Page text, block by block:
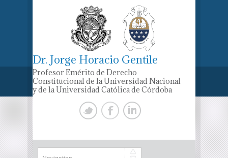
Dr. Jorge Horacio Gentile
Profesor Emérito de Derecho
Constitucional de la Universidad Nacional
y de la Universidad Católica de Córdoba